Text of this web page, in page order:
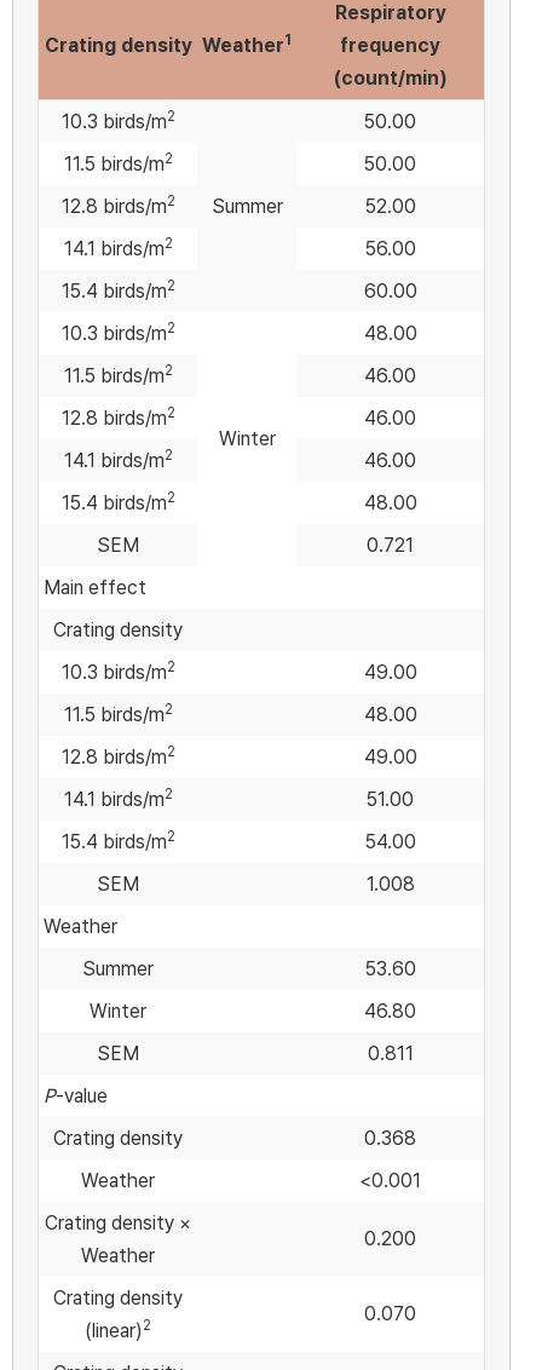
Crating density Weather1
Respiratory
frequency
(count/min)
10.3 birds/m2
Summer
50.00
11.5 birds/m2
50.00
12.8 birds/m2
52.00
14.1 birds/m2
56.00
15.4 birds/m2
60.00
10.3 birds/m2
Winter
48.00
11.5 birds/m2
46.00
12.8 birds/m2
46.00
14.1 birds/m2
46.00
15.4 birds/m2
48.00
SEM
0.721
Main effect
Crating density
10.3 birds/m2
49.00
11.5 birds/m2
48.00
12.8 birds/m2
49.00
14.1 birds/m2
51.00
15.4 birds/m2
54.00
SEM
1.008
Weather
Summer
53.60
Winter
46.80
SEM
0.811
P-value
Crating density
0.368
Weather
<0.001
Crating density ×
Weather
0.200
Crating density
(linear) 2 0.070